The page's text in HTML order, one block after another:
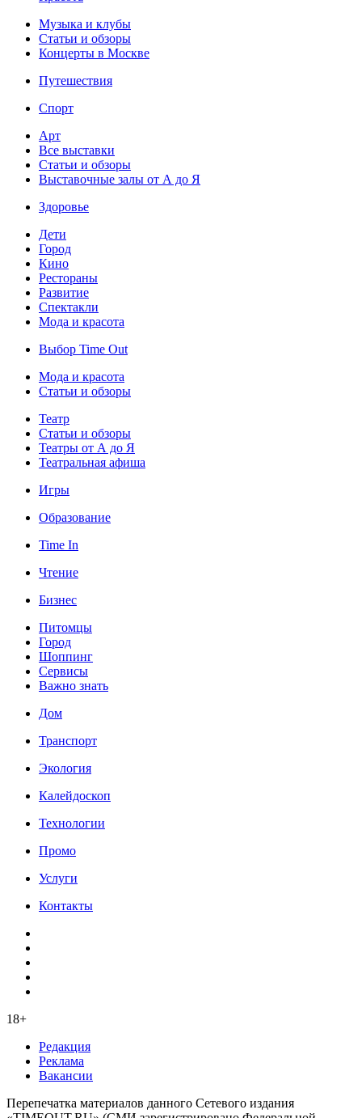
Музыка и клубы
Статьи и обзоры
Концерты в Москве
Путешествия
Спорт
Арт
Все выставки
Статьи и обзоры
Выставочные залы от А до Я
Здоровье
Дети
Город
Кино
Рестораны
Развитие
Спектакли
Мода и красота
Выбор Time Out
Мода и красота
Статьи и обзоры
Театр
Статьи и обзоры
Театры от А до Я
Театральная афиша
Игры
Образование
Time In
Чтение
Бизнес
Питомцы
Город
Шоппинг
Сервисы
Важно знать
Дом
Транспорт
Экология
Калейдоскоп
Технологии
Промо
Услуги
Контакты
18+
Редакция
Реклама
Вакансии
Перепечатка материалов данного Сетевого издания